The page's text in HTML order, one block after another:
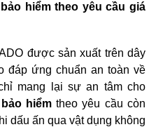
hiểm theo yêu cầu giá
được sản xuất trên dây
đáp ứng chuẩn an toàn về
mang lại sự an tâm cho
hiểmtheo yêu cầu còn
dấu ấn qua vật dụng không